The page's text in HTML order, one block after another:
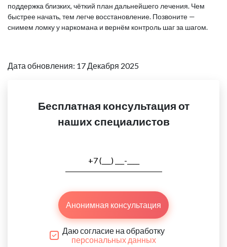
поддержка близких, чёткий план дальнейшего лечения. Чем
быстрее начать, тем легче восстановление. Позвоните —
снимем ломку у наркомана и вернём контроль шаг за шагом.
Дата обновления: 17 Декабря 2025
Бесплатная консультация от
наших специалистов
Анонимная консультация
Даю согласие на обработку
персональных данных